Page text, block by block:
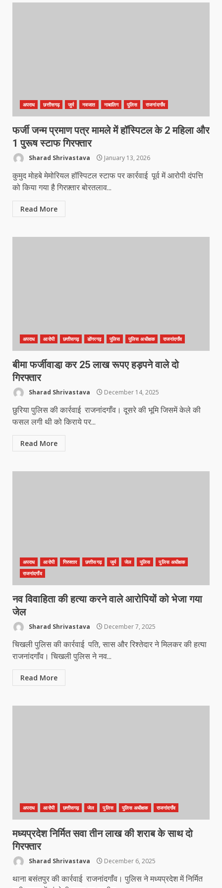
अपराध छत्तीसगढ़ जुर्म नवजात नाबालिग पुलिस राजनांदगाँव
फर्जी जन्म प्रमाण पत्र मामले में हॉस्पिटल के 2 महिला और
1 पुरूष स्टाफ गिरफ्तार
Sharad Shrivastava January 13, 2026
कुमुद मोहबे मेमोरियल हॉस्पिटल स्टाफ पर कार्रवाई पूर्व में आरोपी दंपत्ति
को किया गया है गिरफ़्तार बोरतलाव...
Read More
अपराध आरोपी छत्तीसगढ़ डोंगरगढ़ पुलिस पुलिस अधीक्षक राजनांदगाँव
बीमा फर्जीवाडा़ कर 25 लाख रूपए हड़पने वाले दो
गिरफ्तार
Sharad Shrivastava December 14, 2025
छुरिया पुलिस की कार्रवाई राजनांदगाँव। दूसरे की भूमि जिसमें केले की
फसल लगी थी को किराये पर...
Read More
अपराध आरोपी गिरफ्तार छत्तीसगढ़ जुर्म जेल पुलिस
पुलिस अधीक्षक
राजनांदगाँव
नव विवाहिता की हत्या करने वाले आरोपियों को भेजा गया
जेल
Sharad Shrivastava December 7, 2025
चिखली पुलिस की कार्रवाई पति, सास और रिश्तेदार ने मिलकर की हत्या
राजनांदगाँव। चिखली पुलिस ने नव...
Read More
अपराध आरोपी छत्तीसगढ़ जेल पुलिस पुलिस अधीक्षक राजनांदगाँव
मध्यप्रदेश निर्मित सवा तीन लाख की शराब के साथ दो
गिरफ्तार
Sharad Shrivastava December 6, 2025
थाना बसंतपुर की कार्रवाई राजनांदगाँव। पुलिस ने मध्यप्रदेश में निर्मित
3
कार्यालय का घेराव
March 24, 2026